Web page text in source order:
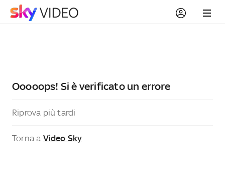
Ooooops! Si è verificato un errore
Riprova più tardi
Torna a Video Sky